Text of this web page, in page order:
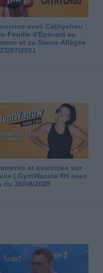
avec Cathychou :
Feuille d'Épinard au
et sa Sauce Allégée
07/2021
et exercices sur
| GymWaouw 8H avec
du 20/08/2025